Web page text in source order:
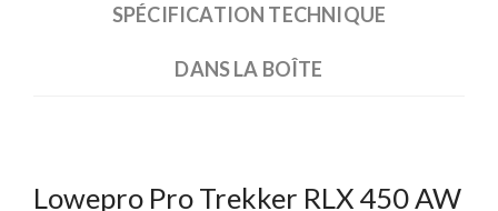
SPÉCIFICATION TECHNIQUE
DANS LA BOÎTE
Lowepro Pro Trekker RLX 450 AW